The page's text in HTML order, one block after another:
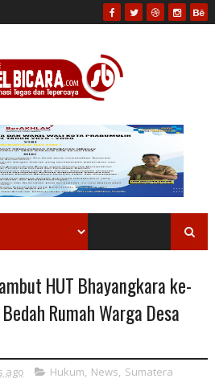
HUT Bhayangkara ke-
Rumah Warga Desa
ago Hukum, News, Sumatera